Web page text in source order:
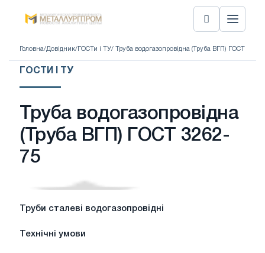
Головна/Довідник/ ГОСТи і ТУ/ Труба водогазопровідна (Труба ВГП) ГОСТ 3262-
ГОСТИ І ТУ
Труба водогазопровідна
(Труба ВГП) ГОСТ 3262-
75
Труби сталеві водогазопровідні
Технічні умови